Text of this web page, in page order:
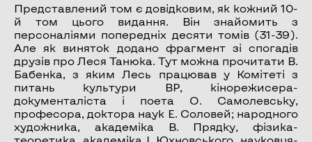
Представлений том є довідковим, як кожний 10-
й том цього видання. Він знайомить з
персоналіями попередніх десяти томів (31-39).
Але як виняток додано фрагмент зі спогадів
друзів про Леся Танюка. Тут можна прочитати В.
Бабенка, з яким Лесь працював у Комітеті з
питань культури ВР, кінорежисера-
документаліста і поета О. Самолевську,
професора, доктора наук Е. Соловей; народного
художника, академіка В. Прядку, фізика-